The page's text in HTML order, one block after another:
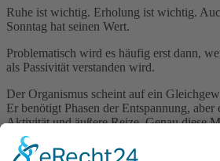
Ruhe ist wichtig. Erholung ist wichtig.
Sonntag hat seinen Wert.
Problematisch wird es häufig erst dann,
als Passivität verstanden wird.
Der Organismus scheint auf ein
Er benötigt Phasen der Entspannung, aber
Aktivität und äußere Reize. Genau diese
dafür, dass wir uns tatsächlich regeneriert